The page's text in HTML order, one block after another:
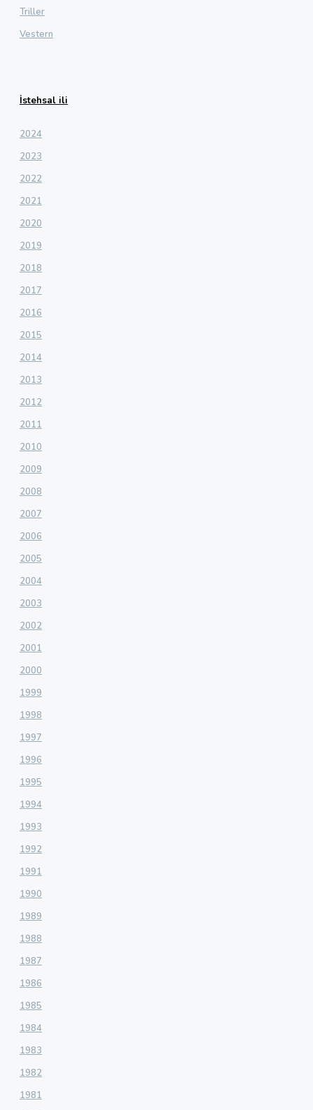
Triller
Vestern
İstehsal ili
2024
2023
2022
2021
2020
2019
2018
2017
2016
2015
2014
2013
2012
2011
2010
2009
2008
2007
2006
2005
2004
2003
2002
2001
2000
1999
1998
1997
1996
1995
1994
1993
1992
1991
1990
1989
1988
1987
1986
1985
1984
1983
1982
1981